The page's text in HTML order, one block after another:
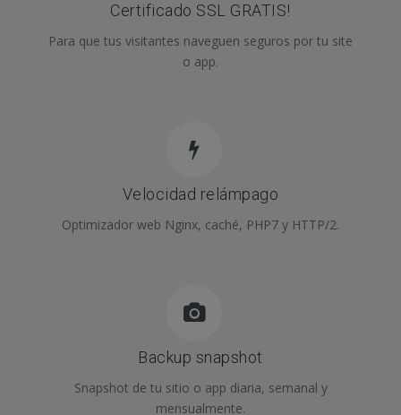
Certificado SSL GRATIS!
Para que tus visitantes naveguen seguros por tu site
o app.
Velocidad relámpago
Optimizador web Nginx, caché, PHP7 y HTTP/2.
Backup snapshot
Snapshot de tu sitio o app diaria, semanal y
mensualmente.